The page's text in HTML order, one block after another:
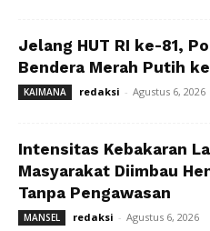
Jelang HUT RI ke-81,
Bendera Merah Putih
KAIMANA redaksi - Agustus 6, 2026
Intensitas Kebakaran
Masyarakat Diimbau
Tanpa Pengawasan
MANSEL redaksi - Agustus 6, 2026